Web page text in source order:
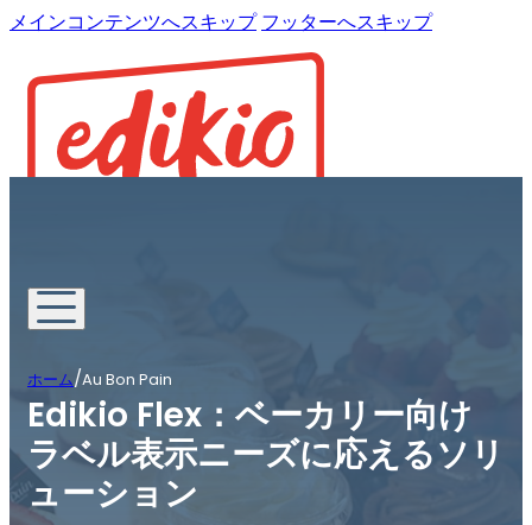
メインコンテンツへスキップ フッターへスキップ
ホーム/Au Bon Pain
Edikio Flex：ベーカリー向け
ラベル表示ニーズに応えるソリ
ューション